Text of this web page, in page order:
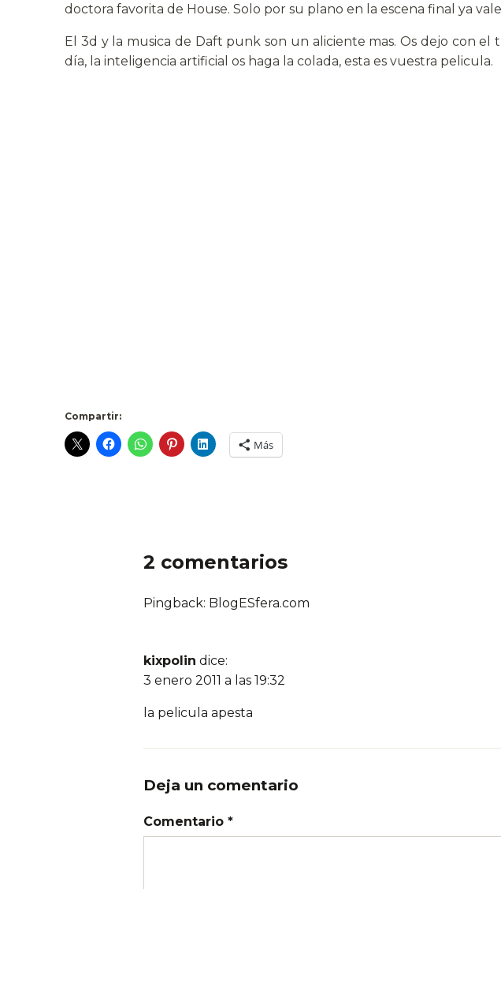
doctora favorita de House. Solo por su plano en la escena final ya
El 3d y la musica de Daft punk son un aliciente mas. Os dejo con el
día, la inteligencia artificial os haga la colada, esta es vuestra pelicula.
Compartir:
Más
2 comentarios
Pingback: BlogESfera.com
kixpolin dice:
3 enero 2011 a las 19:32
la pelicula apesta
Deja un comentario
Comentario *